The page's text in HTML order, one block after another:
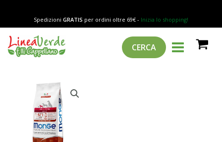
contenuto
Spedizioni GRATIS per ordini oltre 69€ - Inizia lo shopping!
CERCA
MAIN
MENU